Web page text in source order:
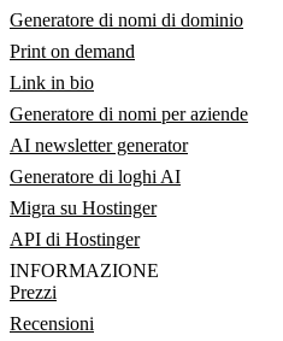
Generatore di nomi di dominio
Print on demand
Link in bio
Generatore di nomi per aziende
AI newsletter generator
Generatore di loghi AI
Migra su Hostinger
API di Hostinger
INFORMAZIONE
Prezzi
Recensioni